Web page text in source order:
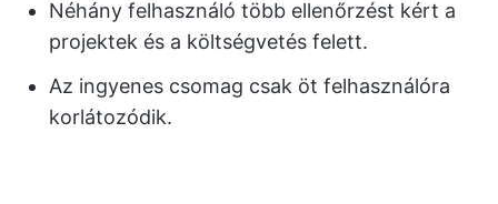
Néhány felhasználó több ellenőrzést kért a
projektek és a költségvetés felett.
Az ingyenes csomag csak öt felhasználóra
korlátozódik.